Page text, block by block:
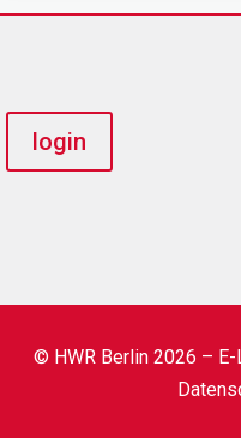
login
© HWR Berlin 2026 – E-